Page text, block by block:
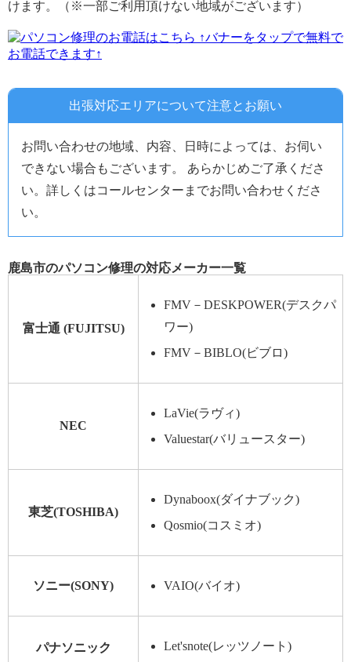
けます。（※一部ご利用頂けない地域がございます）
↑バナーをタップで無料で
お電話できます↑
出張対応エリアについて注意とお願い
お問い合わせの地域、内容、日時によっては、お伺い
できない場合もございます。 あらかじめご了承くださ
い。詳しくはコールセンターまでお問い合わせくださ
い。
鹿島市のパソコン修理の対応メーカー一覧
富士通 (FUJITSU)
FMV－DESKPOWER(デスクパ
ワー)
FMV－BIBLO(ビブロ)
NEC
LaVie(ラヴィ)
Valuestar(バリュースター)
東芝(TOSHIBA)
Dynaboox(ダイナブック)
Qosmio(コスミオ)
ソニー(SONY) VAIO(バイオ)
パナソニック
Let'snote(レッツノート)